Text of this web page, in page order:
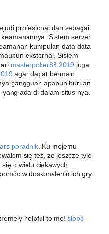
profesional dan sebagai
Sistem server
kumpulan data data
eksternal. Sistem
masterpoker88 2019 juga
agar dapat bermain
gangguan apapun.buruan
ada di dalam situs nya.
poradnik . Ku mojemu
się też, że jeszcze tyle
się o wielu ciekawych
w doskonaleniu ich gry.
helpful to me! slope